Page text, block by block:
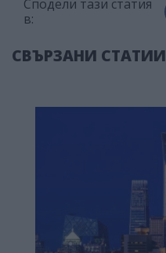
Сподели тази статия
в:
СВЪРЗАНИ СТАТИИ